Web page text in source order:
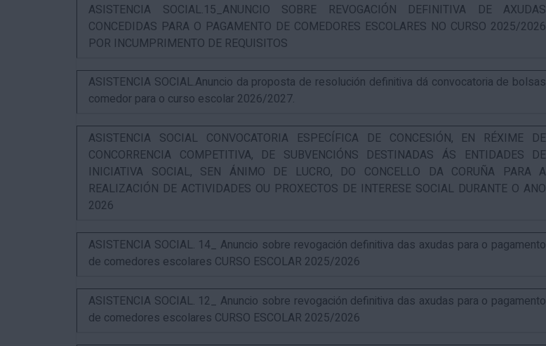
ASISTENCIA SOCIAL.15_ANUNCIO SOBRE REVOGACIÓN DEFINITIVA DE AXUDAS
CONCEDIDAS PARA O PAGAMENTO DE COMEDORES ESCOLARES NO CURSO 2025/2026
POR INCUMPRIMENTO DE REQUISITOS
ASISTENCIA SOCIAL.Anuncio da proposta de resolución definitiva dá convocatoria de bolsas
comedor para o curso escolar 2026/2027.
ASISTENCIA SOCIAL CONVOCATORIA ESPECÍFICA DE CONCESIÓN, EN RÉXIME DE
CONCORRENCIA COMPETITIVA, DE SUBVENCIÓNS DESTINADAS ÁS ENTIDADES DE
INICIATIVA SOCIAL, SEN ÁNIMO DE LUCRO, DO CONCELLO DA CORUÑA PARA A
REALIZACIÓN DE ACTIVIDADES OU PROXECTOS DE INTERESE SOCIAL DURANTE O ANO
2026
ASISTENCIA SOCIAL. 14_ Anuncio sobre revogación definitiva das axudas para o pagamento
de comedores escolares CURSO ESCOLAR 2025/2026
ASISTENCIA SOCIAL. 12_ Anuncio sobre revogación definitiva das axudas para o pagamento
de comedores escolares CURSO ESCOLAR 2025/2026